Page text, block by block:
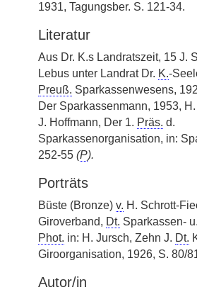
1931, Tagungsber. S. 121-34.
Literatur
Aus Dr. K.s Landratszeit, 15 J.
Lebus unter Landrat Dr. K.-
Preuß. Sparkassenwesens,
Der Sparkassenmann, 1953, H.
J. Hoffmann, Der 1. Präs. d.
Sparkassenorganisation, in:
252-55 (P).
Porträts
Büste (Bronze) v. H. Schrott-
Giroverband, Dt. Sparkassen-
Phot. in: H. Jursch, Zehn J. Dt.
Giroorganisation, 1926, S. 80/
Autor/in